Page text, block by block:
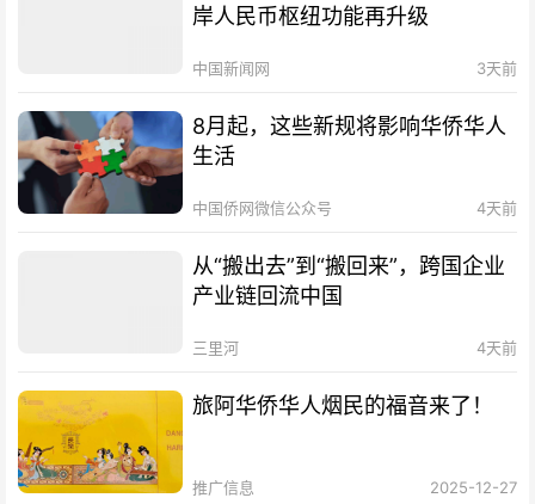
岸人民币枢纽功能再升级
中国新闻网 3天前
8月起，这些新规将影响华侨华人
生活
中国侨网微信公众号 4天前
从“搬出去”到“搬回来”，跨国企业
产业链回流中国
三里河 4天前
旅阿华侨华人烟民的福音来了！
推广信息 2025-12-27